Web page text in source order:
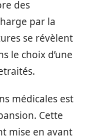
des
par la
se révèlent
le choix d’une
médicales est
Cette
mise en avant